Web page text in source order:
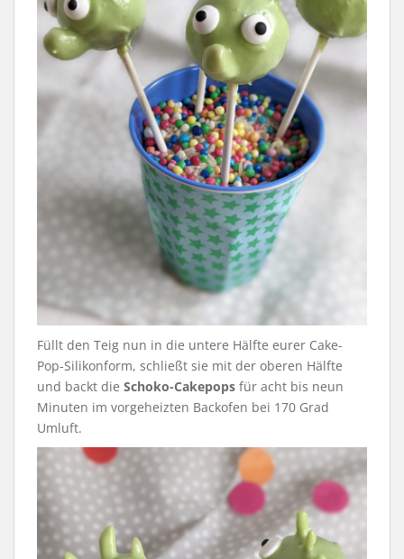
Füllt den Teig nun in die untere Hälfte eurer Cake-
Pop-Silikonform, schließt sie mit der oberen Hälfte
und backt die Schoko-Cakepops für acht bis neun
Minuten im vorgeheizten Backofen bei 170 Grad
Umluft.